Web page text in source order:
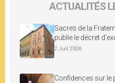
ACTUALITÉS
Sacres de la
publie le décret
2 Juil 2026
Confidences sur le